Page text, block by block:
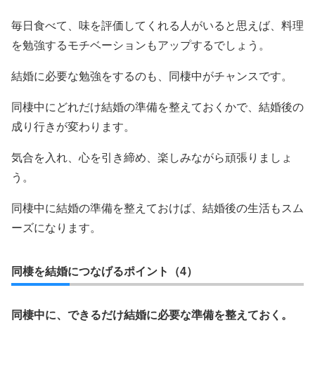
毎日食べて、味を評価してくれる人がいると思えば、料理
を勉強するモチベーションもアップするでしょう。
結婚に必要な勉強をするのも、同棲中がチャンスです。
同棲中にどれだけ結婚の準備を整えておくかで、結婚後の
成り行きが変わります。
気合を入れ、心を引き締め、楽しみながら頑張りましょ
う。
同棲中に結婚の準備を整えておけば、結婚後の生活もスム
ーズになります。
同棲を結婚につなげるポイント（4）
同棲中に、できるだけ結婚に必要な準備を整えておく。